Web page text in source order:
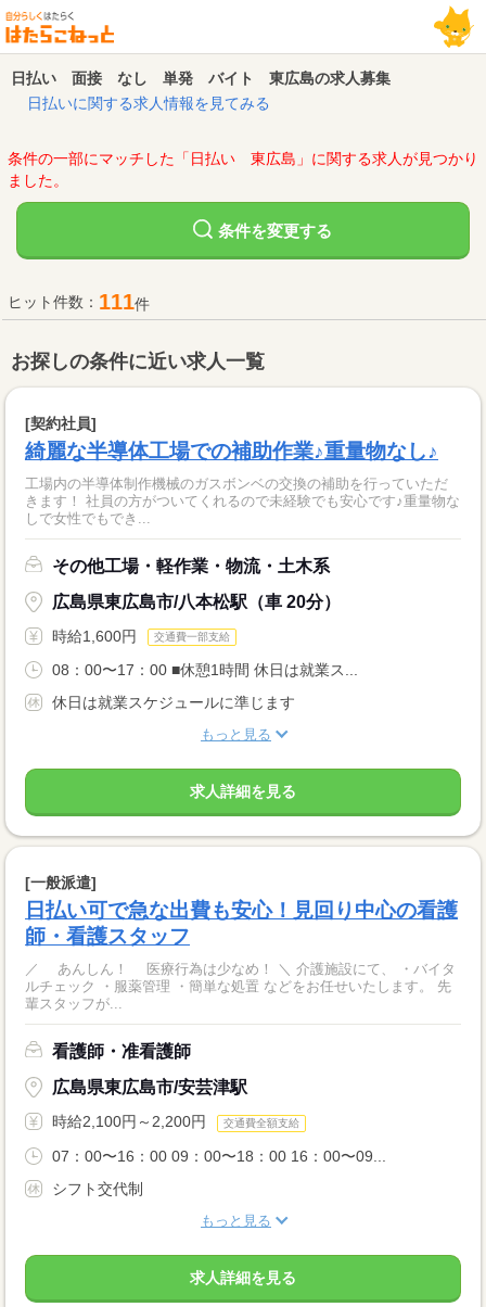
日払い 面接 なし 単発 バイト 東広島の求人募集
日払いに関する求人情報を見てみる
条件の一部にマッチした「日払い 東広島」に関する求人が見つかり
ました。
条件を変更する
ヒット件数： 111件
お探しの条件に近い求人一覧
[契約社員]
綺麗な半導体工場での補助作業♪重量物なし♪
工場内の半導体制作機械のガスボンベの交換の補助を行っていただ
きます！ 社員の方がついてくれるので未経験でも安心です♪重量物な
しで女性でもでき...
その他工場・軽作業・物流・土木系
広島県東広島市/八本松駅（車 20分）
時給1,600円 交通費一部支給
08：00〜17：00 ■休憩1時間 休日は就業ス...
休日は就業スケジュールに準じます
もっと見る
求人詳細を見る
[一般派遣]
日払い可で急な出費も安心！見回り中心の看護
師・看護スタッフ
／ あんしん！ 医療行為は少なめ！ ＼ 介護施設にて、 ・バイタ
ルチェック ・服薬管理 ・簡単な処置 などをお任せいたします。 先
輩スタッフが...
看護師・准看護師
広島県東広島市/安芸津駅
時給2,100円～2,200円 交通費全額支給
07：00〜16：00 09：00〜18：00 16：00〜09...
シフト交代制
もっと見る
求人詳細を見る